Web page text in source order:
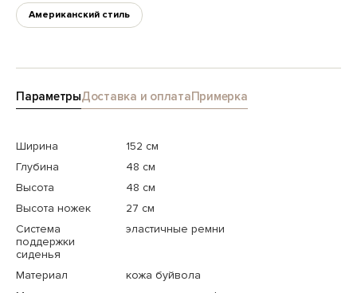
Американский стиль
ПараметрыДоставка и оплатаПримерка
Ширина
152 см
Глубина
48 см
Высота
48 см
Высота ножек
27 см
Система
поддержки
сиденья
эластичные ремни
Материал
кожа буйвола